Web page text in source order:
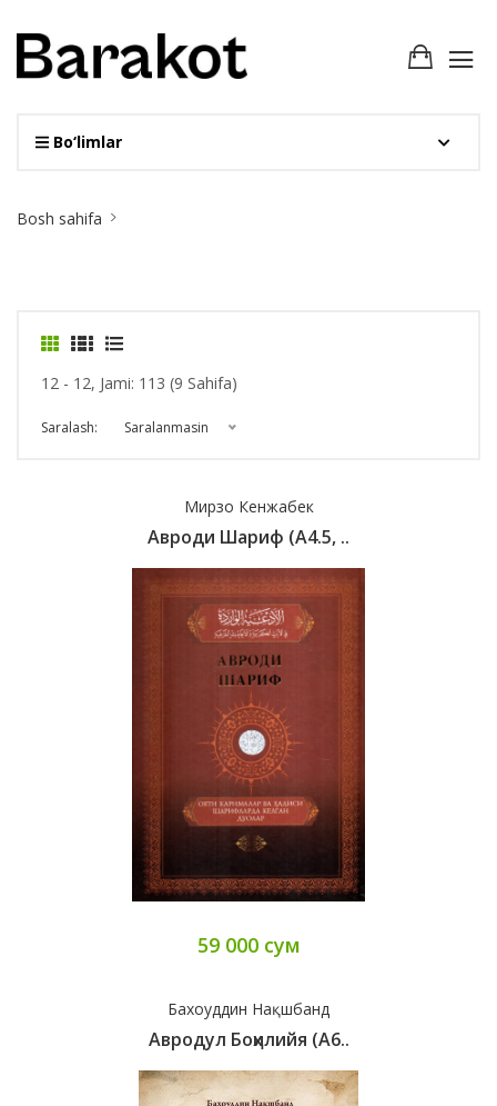
Bo‘limlar
Breadcrumb
Bosh sahifa
12 - 12, Jami: 113 (9 Sahifa)
Saralash: Saralanmasin
Мирзо Кенжабек
Авроди Шариф (А4.5, ..
59 000 сум
Бахоуддин Нақшбанд
Авродул Боҳилийя (А6..